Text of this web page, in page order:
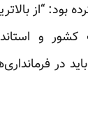
بود: “از
کشور و
در